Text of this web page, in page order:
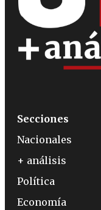
Secciones
Nacionales
+ análisis
Política
Economía